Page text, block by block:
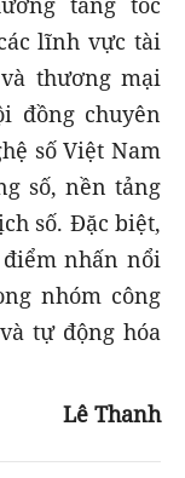
lĩnh vực tài
thương mại
đồng chuyên
số Việt Nam
số, nền tảng
số. Đặc biệt,
nhấn nổi
nhóm công
tự động hóa
Lê Thanh